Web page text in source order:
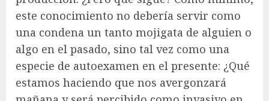
este conocimiento no debería servir como
una condena un tanto mojigata de alguien o
algo en el pasado, sino tal vez como una
especie de autoexamen en el presente: ¿Qué
estamos haciendo que nos avergonzará